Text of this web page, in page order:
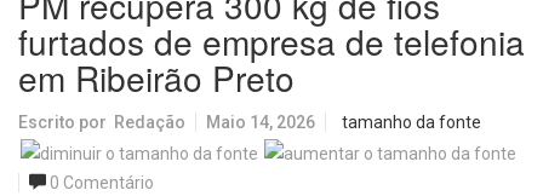
furtados de empresa de telefonia
em Ribeirão Preto
Escrito por Redação Maio 14, 2026 tamanho da fonte
0 Comentário